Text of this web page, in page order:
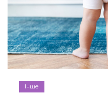
Інше